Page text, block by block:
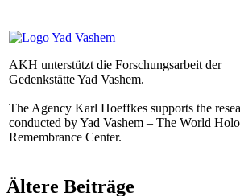
AKH unterstützt die Forschungsarbeit der
Gedenkstätte Yad Vashem.
The Agency Karl Hoeffkes supports the
conducted by Yad Vashem – The World
Remembrance Center.
Ältere Beiträge